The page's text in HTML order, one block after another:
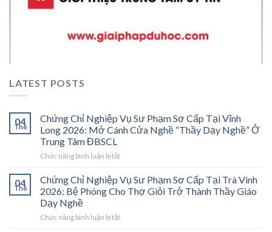
LATEST POSTS
04
Th6
Chứng Chỉ Nghiệp Vụ Sư Phạm Sơ Cấp Tại Vĩnh
Long 2026: Mở Cánh Cửa Nghề “Thầy Dạy Nghề” Ở
Trung Tâm ĐBSCL
Chức năng bình luận bị tắtở
Chỉ
Nghiệp
Vụ
Phạm
04
Th6
Chứng Chỉ Nghiệp Vụ Sư Phạm Sơ Cấp Tại Trà Vinh
2026: Bệ Phóng Cho Thợ Giỏi Trở Thành Thầy Giáo
Dạy Nghề
Chức năng bình luận bị tắtở